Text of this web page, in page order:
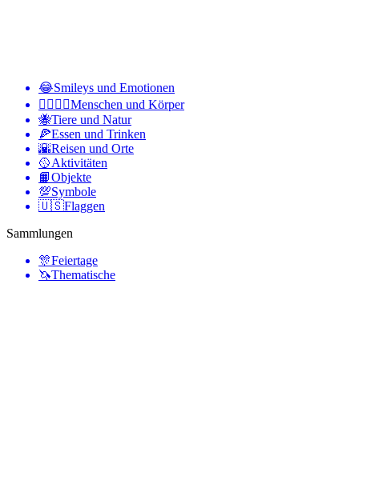
😂Smileys und Emotionen
👩‍❤️‍💋‍👨Menschen und Körper
🐝Tiere und Natur
🍕Essen und Trinken
🌇Reisen und Orte
🥎Aktivitäten
📙Objekte
💯Symbole
🇺🇸Flaggen
Sammlungen
🎊Feiertage
🦄Thematische